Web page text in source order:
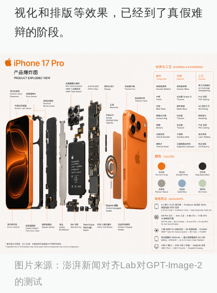
视化和排版等效果，已经到了真假难
辩的阶段。
图片来源：澎湃新闻对齐Lab对GPT-Image-2
的测试